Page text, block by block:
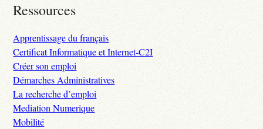
Ressources
Apprentissage du français
Certificat Informatique et Internet-C2I
Créer son emploi
Démarches Administratives
La recherche d’emploi
Mediation Numerique
Mobilité